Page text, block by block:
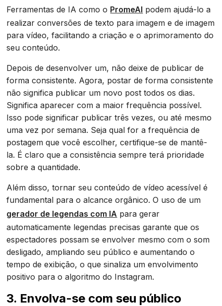
Ferramentas de IA como o PromeAI podem ajudá-lo a
realizar conversões de texto para imagem e de imagem
para vídeo, facilitando a criação e o aprimoramento do
seu conteúdo.
Depois de desenvolver um, não deixe de publicar de
forma consistente. Agora, postar de forma consistente
não significa publicar um novo post todos os dias.
Significa aparecer com a maior frequência possível.
Isso pode significar publicar três vezes, ou até mesmo
uma vez por semana. Seja qual for a frequência de
postagem que você escolher, certifique-se de mantê-
la. É claro que a consistência sempre terá prioridade
sobre a quantidade.
Além disso, tornar seu conteúdo de vídeo acessível é
fundamental para o alcance orgânico. O uso de um
gerador de legendas com IA para gerar
automaticamente legendas precisas garante que os
espectadores possam se envolver mesmo com o som
desligado, ampliando seu público e aumentando o
tempo de exibição, o que sinaliza um envolvimento
positivo para o algoritmo do Instagram.
3. Envolva-se com seu público